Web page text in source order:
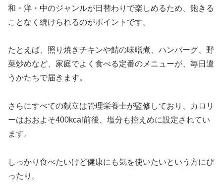
和・洋・中のジャンルが日替わりで楽しめるため、飽きる
ことなく続けられるのがポイントです。
たとえば、照り焼きチキンや鯖の味噌煮、ハンバーグ、野
菜炒めなど、家庭でよく食べる定番のメニューが、毎日違
うかたちで届きます。
さらにすべての献立は管理栄養士が監修しており、カロリ
ーはおおよそ400kcal前後、塩分も控えめに設定されてい
ます。
しっかり食べたいけど健康にも気を使いたいという方にぴ
ったり。